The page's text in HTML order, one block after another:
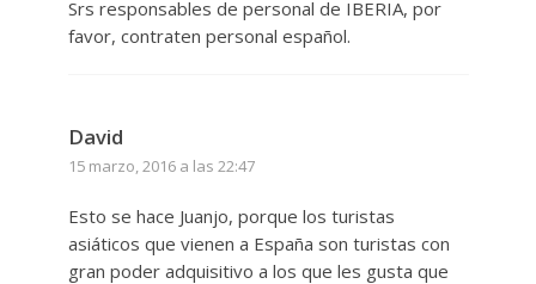
Srs responsables de personal de IBERIA, por
favor, contraten personal español.
David
15 marzo, 2016 a las 22:47
Esto se hace Juanjo, porque los turistas
asiáticos que vienen a España son turistas con
gran poder adquisitivo a los que les gusta que